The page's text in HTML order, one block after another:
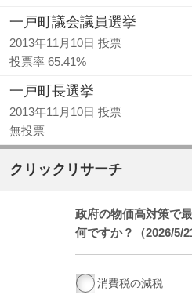
一戸町議会議員選挙
2013年11月10日 投票
投票率 65.41%
一戸町長選挙
2013年11月10日 投票
無投票
クリックリサーチ
政府の物価高対策で
何ですか？（2026/5/
消費税の減税